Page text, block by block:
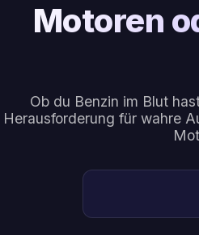
Motoren
Ob du Benzin im Blut
Herausforderung für wahre